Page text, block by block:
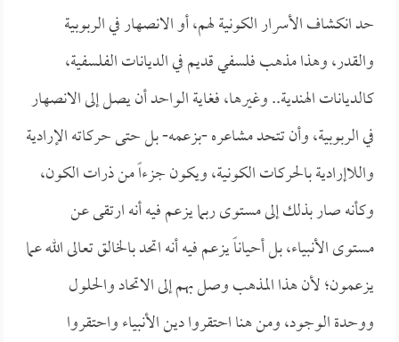
حد انكشاف الأسرار الكونية لهم، أو الانصهار في الربوبية
والقدر، وهذا مذهب فلسفي قديم في الديانات الفلسفية،
كالديانات الهندية.. وغيرها، فغاية الواحد أن يصل إلى الانصهار
في الربوبية، وأن تتحد مشاعره -بزعمه- بل حتى حركاته الإرادية
واللاإرادية بالحركات الكونية، ويكون جزءاً من ذرات الكون،
وكأنه صار بذلك إلى مستوى ربما يزعم فيه أنه ارتقى عن
مستوى الأنبياء، بل أحياناً يزعم فيه أنه اتحد بالخالق تعالى الله عما
يزعمون؛ لأن هذا المذهب وصل بهم إلى الاتحاد والحلول
ووحدة الوجود، ومن هنا احتقروا دين الأنبياء واحتقروا